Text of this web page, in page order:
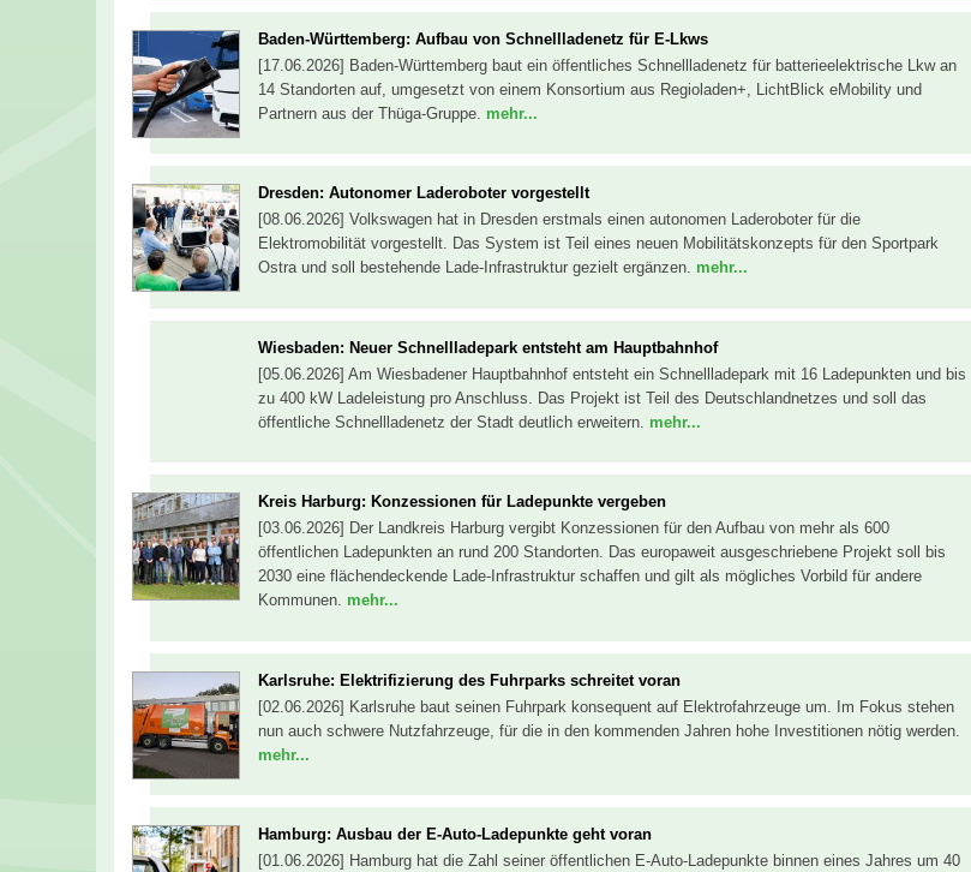
Baden-Württemberg: Aufbau von Schnellladenetz für E-Lkws
[17.06.2026] Baden-Württemberg baut ein öffentliches Schnellladenetz für batterieelektrische Lkw an
14 Standorten auf, umgesetzt von einem Konsortium aus Regioladen+, LichtBlick eMobility und
Partnern aus der Thüga-Gruppe. mehr...
Dresden: Autonomer Laderoboter vorgestellt
[08.06.2026] Volkswagen hat in Dresden erstmals einen autonomen Laderoboter für die
Elektromobilität vorgestellt. Das System ist Teil eines neuen Mobilitätskonzepts für den Sportpark
Ostra und soll bestehende Lade-Infrastruktur gezielt ergänzen. mehr...
Wiesbaden: Neuer Schnellladepark entsteht am Hauptbahnhof
[05.06.2026] Am Wiesbadener Hauptbahnhof entsteht ein Schnellladepark mit 16 Ladepunkten und bis
zu 400 kW Ladeleistung pro Anschluss. Das Projekt ist Teil des Deutschlandnetzes und soll das
öffentliche Schnellladenetz der Stadt deutlich erweitern. mehr...
Kreis Harburg: Konzessionen für Ladepunkte vergeben
[03.06.2026] Der Landkreis Harburg vergibt Konzessionen für den Aufbau von mehr als 600
öffentlichen Ladepunkten an rund 200 Standorten. Das europaweit ausgeschriebene Projekt soll bis
2030 eine flächendeckende Lade-Infrastruktur schaffen und gilt als mögliches Vorbild für andere
Kommunen. mehr...
Karlsruhe: Elektrifizierung des Fuhrparks schreitet voran
[02.06.2026] Karlsruhe baut seinen Fuhrpark konsequent auf Elektrofahrzeuge um. Im Fokus stehen
nun auch schwere Nutzfahrzeuge, für die in den kommenden Jahren hohe Investitionen nötig werden.
mehr...
Hamburg: Ausbau der E-Auto-Ladepunkte geht voran
[01.06.2026] Hamburg hat die Zahl seiner öffentlichen E-Auto-Ladepunkte binnen eines Jahres um 40